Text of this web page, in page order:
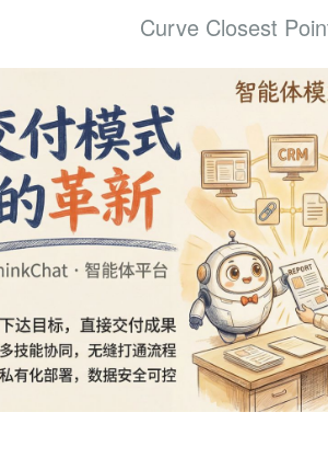
Curve Closest